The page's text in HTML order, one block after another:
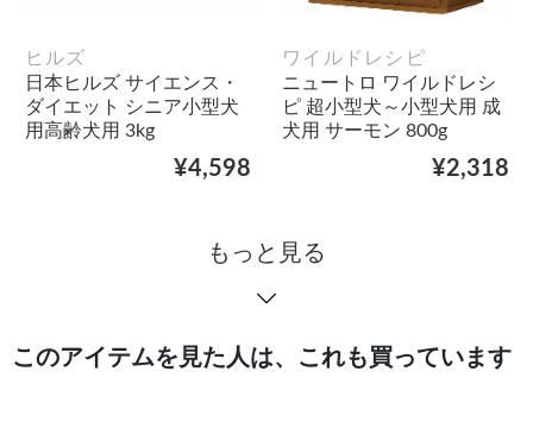
ヒルズ
日本ヒルズ サイエンス・
ダイエット シニア小型犬
用高齢犬用 3kg
¥4,598
ワイルドレシピ
ニュートロ ワイルドレシ
ピ 超小型犬～小型犬用 成
犬用 サーモン 800g
¥2,318
もっと見る
このアイテムを見た人は、これも買っています